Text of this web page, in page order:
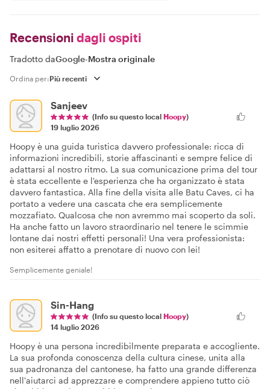
Recensioni dagli ospiti
Tradotto daGoogle-Mostra originale
Ordina per:
Sanjeev
(Info su questo local Hoopy)
19 luglio 2026
Hoopy è una guida turistica davvero professionale: ricca di
informazioni incredibili, storie affascinanti e sempre felice di
adattarsi al nostro ritmo. La sua comunicazione prima del tour
è stata eccellente e l'esperienza che ha organizzato è stata
davvero fantastica. Alla fine della visita alle Batu Caves, ci ha
portato a vedere una cascata che era semplicemente
mozzafiato. Qualcosa che non avremmo mai scoperto da soli.
Ha anche fatto un lavoro straordinario nel tenere le scimmie
lontane dai nostri effetti personali! Una vera professionista:
non esiterei affatto a prenotare di nuovo con lei!
Semplicemente geniale!
Sin-Hang
(Info su questo local Hoopy)
14 luglio 2026
Hoopy è una persona incredibilmente preparata e accogliente.
La sua profonda conoscenza della cultura cinese, unita alla
sua padronanza del cantonese, ha fatto una grande differenza
nell'aiutarci ad apprezzare e comprendere appieno tutto ciò